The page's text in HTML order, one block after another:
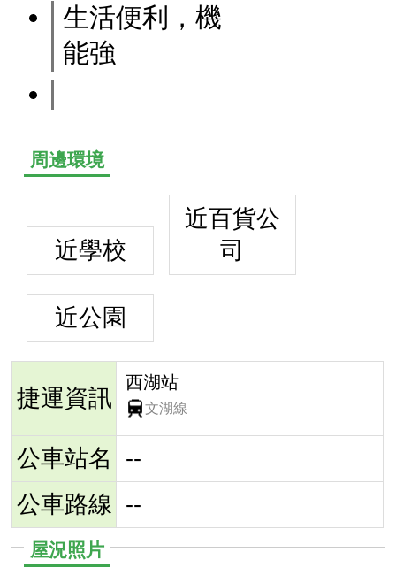
生活便利，機
能強
周邊環境
近學校
近百貨公
司
近公園
捷運資訊
西湖站
文湖線
公車站名
--
公車路線 --
屋況照片